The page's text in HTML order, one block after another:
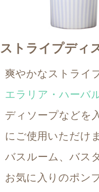
ストライプディ
爽やかなストライ
エラリア・ハーバ
ディソープなどを
にご使用いただけ
バスルーム、バス
お気に入りのポン